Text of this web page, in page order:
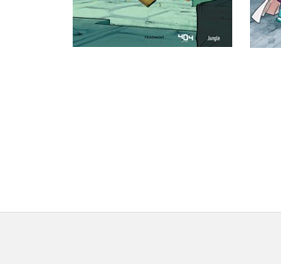
Do košíka
6,79 €